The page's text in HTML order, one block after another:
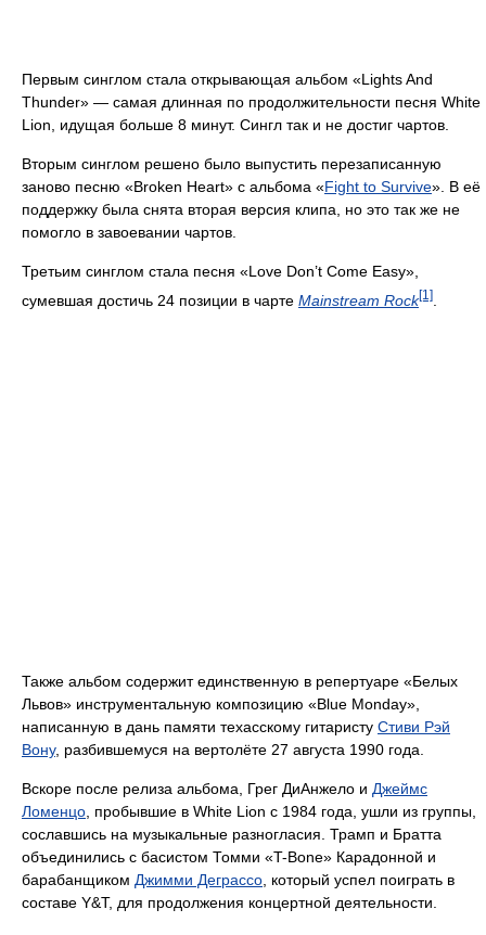
Первым синглом стала открывающая альбом «Lights And
Thunder» — самая длинная по продолжительности песня White
Lion, идущая больше 8 минут. Сингл так и не достиг чартов.
Вторым синглом решено было выпустить перезаписанную
заново песню «Broken Heart» с альбома «Fight to Survive». В её
поддержку была снята вторая версия клипа, но это так же не
помогло в завоевании чартов.
Третьим синглом стала песня «Love Don’t Come Easy»,
сумевшая достичь 24 позиции в чарте Mainstream Rock[1]
Также альбом содержит единственную в репертуаре «Белых
Львов» инструментальную композицию «Blue Monday»,
написанную в дань памяти техасскому гитаристу Стиви Рэй
Вону, разбившемуся на вертолёте 27 августа 1990 года.
Вскоре после релиза альбома, Грег ДиАнжело и Джеймс
Ломенцо , пробывшие в White Lion с 1984 года, ушли из группы,
сославшись на музыкальные разногласия. Трамп и Братта
объединились с басистом Томми «T-Bone» Карадонной и
барабанщиком Джимми Деграссо , который успел поиграть в
составе Y&T, для продолжения концертной деятельности.